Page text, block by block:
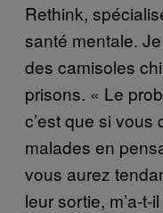
Rethink,
santé mentale. Je
des camisoles
prisons. « Le
c’est que si
malades en
vous aurez
leur sortie, m’a-